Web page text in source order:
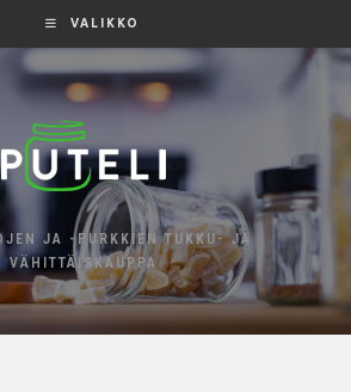
VALIKKO
JA -PURKKIEN TUKKU- JA
VÄHITTÄISKAUPPA